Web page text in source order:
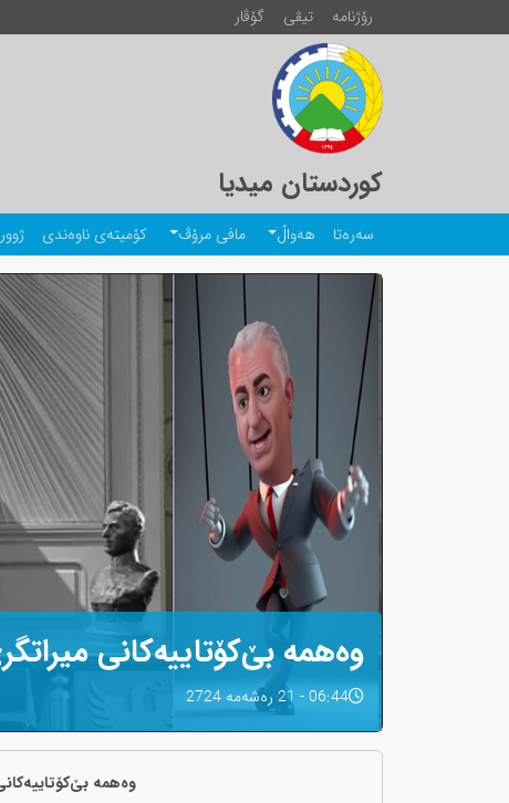
رۆژنامە تیڤی گۆڤار
کوردستان میدیا
سەرەتا هەواڵ مافی مرۆڤ کۆمیتەی ناوەندی
وەهمە بێ‌کۆتاییەکانی
06:44 - 21 رەشەمه 2724
وەهمە